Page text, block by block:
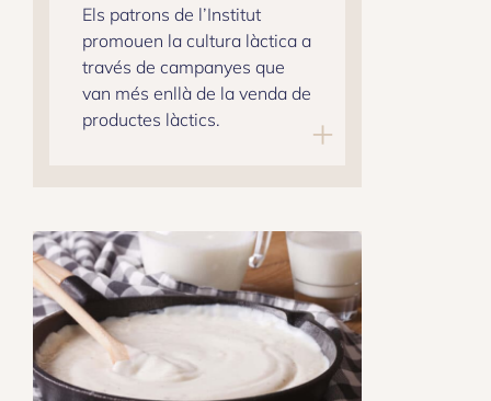
Els patrons de l’Institut
promouen la cultura làctica a
través de campanyes que
van més enllà de la venda de
productes làctics.